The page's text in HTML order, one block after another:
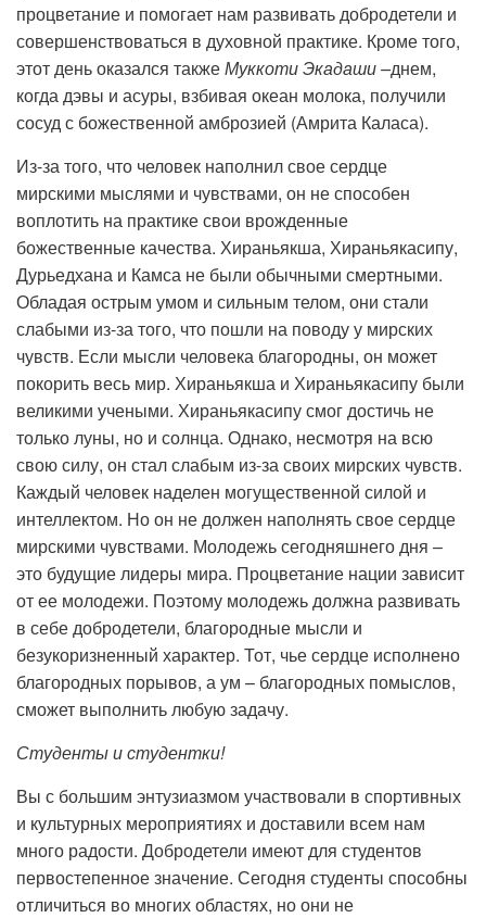
процветание и помогает нам развивать добродетели и
совершенствоваться в духовной практике. Кроме того,
этот день оказался такжеМуккоти Экадаши –днем,
когда дэвы и асуры, взбивая океан молока, получили
сосуд с божественной амброзией (Амрита Каласа).
Из-за того, что человек наполнил свое сердце
мирскими мыслями и чувствами, он не способен
воплотить на практике свои врожденные
божественные качества. Хираньякша, Хираньякасипу,
Дурьедхана и Камса не были обычными смертными.
Обладая острым умом и сильным телом, они стали
слабыми из-за того, что пошли на поводу у мирских
чувств. Если мысли человека благородны, он может
покорить весь мир. Хираньякша и Хираньякасипу были
великими учеными. Хираньякасипу смог достичь не
только луны, но и солнца. Однако, несмотря на всю
свою силу, он стал слабым из-за своих мирских чувств.
Каждый человек наделен могущественной силой и
интеллектом. Но он не должен наполнять свое сердце
мирскими чувствами. Молодежь сегодняшнего дня –
это будущие лидеры мира. Процветание нации зависит
от ее молодежи. Поэтому молодежь должна развивать
в себе добродетели, благородные мысли и
безукоризненный характер. Тот, чье сердце исполнено
благородных порывов, а ум – благородных помыслов,
сможет выполнить любую задачу.
Студенты и студентки!
Вы с большим энтузиазмом участвовали в спортивных
и культурных мероприятиях и доставили всем нам
много радости. Добродетели имеют для студентов
первостепенное значение. Сегодня студенты способны
отличиться во многих областях, но они не